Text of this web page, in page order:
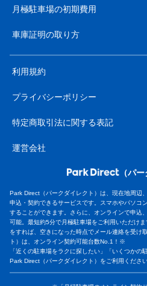
月極駐車場の初期費用
車庫証明の取り方
利用規約
プライバシーポリシー
特定商取引法に関する表記
運営会社
（パー
Park Direct（パークダイレクト）は、現在地周辺
申込・契約できるサービスです。スマホやパソコ
することができます。さらに、オンラインで申込
可能。最短約5分で月極駐車場をご利用いただけ
をすれば、空きになった時点でメール連絡を受け
ト）は、オンライン契約可能台数No.1！※
「近くの駐車場をラクに探したい」「いくつか
Park Direct（パークダイレクト）をご利用ください